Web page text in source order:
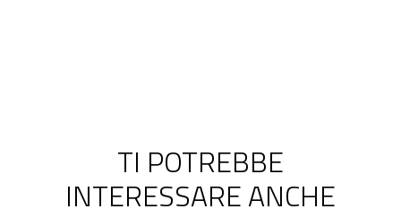
TI POTREBBE
INTERESSARE ANCHE